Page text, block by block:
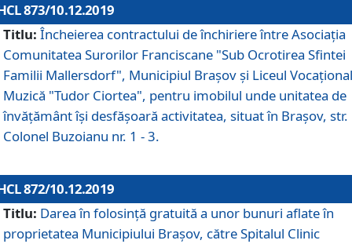
873/10.12.2019
Titlu: Încheierea contractului de închiriere între Asociația
Comunitatea Surorilor Franciscane "Sub Ocrotirea Sfintei
Familii Mallersdorf", Municipiul Braşov şi Liceul
Muzică "Tudor Ciortea", pentru imobilul unde unitatea de
învățământ îşi desfăşoară activitatea, situat în Braşov, str.
Colonel Buzoianu nr. 1 - 3.
872/10.12.2019
Titlu: Darea în folosinţă gratuită a unor bunuri aflate în
proprietatea Municipiului Braşov, către Spitalul Clinic